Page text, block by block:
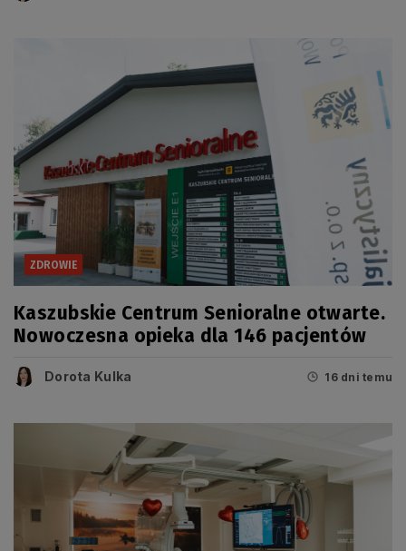
ZDROWIE
Kaszubskie Centrum Senioralne otwarte.
Nowoczesna opieka dla 146 pacjentów
Dorota Kulka 16 dni temu